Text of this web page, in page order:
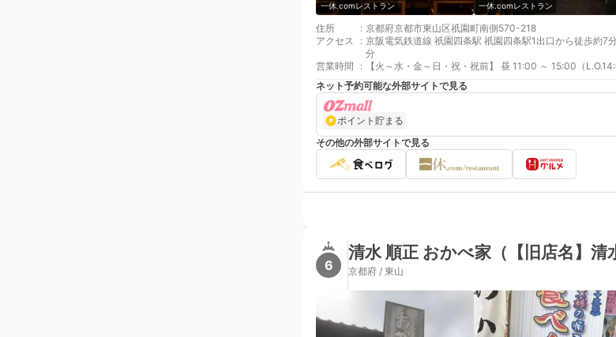
一休.comレストラン 一休.comレストラン
住所 : 京都府京都市東山区祇園町南側570-218
アクセス
: 京阪電気鉄道線 祇園四条駅 祇園四条駅1出口から徒歩約7
分
営業時間
:
【火～水・金～日・祝・祝前】 昼 11:00 ～ 15:00（
ネット予約可能な外部サイトで見る
ポイント貯まる
その他の外部サイトで見る
6
清水 順正 おかべ家（【旧店名】清
京都府 / 東山